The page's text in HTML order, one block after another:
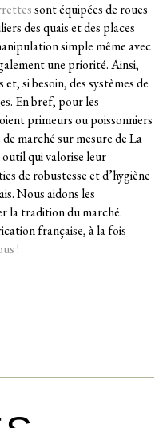
sont équipées de roues
des quais et des places
simple même avec
une priorité. Ainsi,
si besoin, des systèmes de
En bref, pour les
primeurs ou poissonniers
marché sur mesure de La
outil qui valorise leur
de robustesse et d’hygiène
Nous aidons les
la tradition du marché.
française, à la fois
!